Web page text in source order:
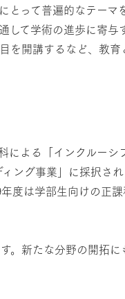
とって普遍的なテーマ
して学術の進歩に寄与
を開講するなど、教
による「インクルー
ング事業」に採択さ
度は学部生向けの正
。新たな分野の開拓